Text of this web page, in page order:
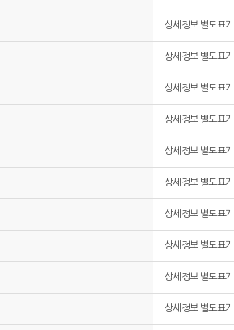
상세정보 별도표기
상세정보 별도표기
상세정보 별도표기
상세정보 별도표기
상세정보 별도표기
상세정보 별도표기
상세정보 별도표기
상세정보 별도표기
상세정보 별도표기
상세정보 별도표기